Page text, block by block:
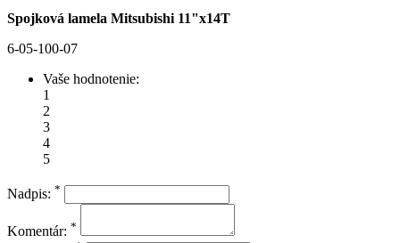
Spojková lamela Mitsubishi 11"x14T
6-05-100-07
Vaše hodnotenie:
1
2
3
4
5
Nadpis: *
Komentár: *